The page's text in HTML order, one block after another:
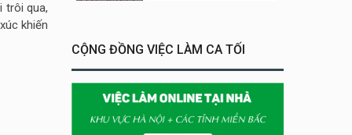
trôi qua,
khiến
động
Khu vui chơi May Town
Tuyển nhân viên bán hàng,
giữ xe parttime – Kibo Kid
KIBO KIDS
CỘNG ĐỒNG VIỆC LÀM CA TỐI